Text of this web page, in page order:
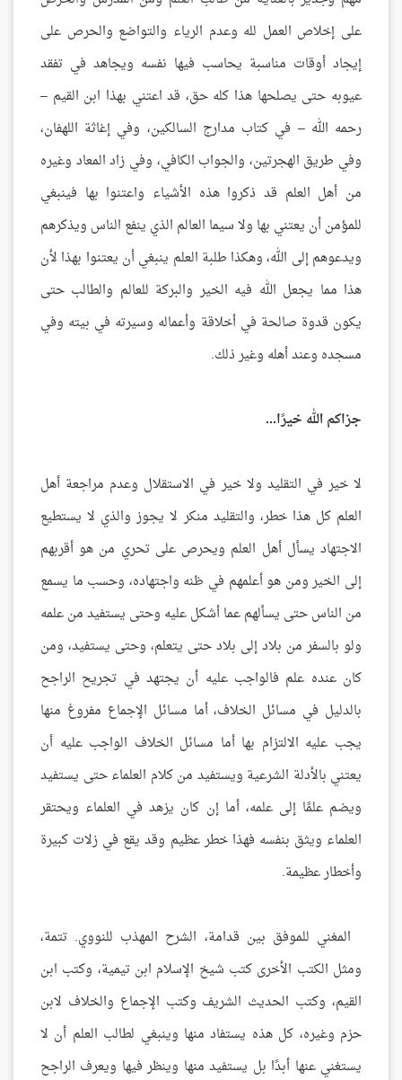
على إخلاص العمل لله وعدم الرياء والتواضع والحرص على
إيجاد أوقات مناسبة يحاسب فيها نفسه ويجاهد في تفقد
عيوبه حتى يصلحها هذا كله حق، قد اعتني بهذا ابن القيم –
رحمه الله – في كتاب مدارج السالكين، وفي إغاثة اللهفان،
وفي طريق الهجرتين، والجواب الكافي، وفي زاد المعاد وغيره
من أهل العلم قد ذكروا هذه الأشياء واعتنوا بها فينبغي
للمؤمن أن يعتني بها ولا سيما العالم الذي ينفع الناس ويذكرهم
ويدعوهم إلى الله، وهكذا طلبة العلم ينبغي أن يعتنوا بهذا لأن
هذا مما يجعل الله فيه الخير والبركة للعالم والطالب حتى
يكون قدوة صالحة في أخلاقة وأعماله وسيرته في بيته وفي
مسجده وعند أهله وغير ذلك.
جزاكم الله خيرًا...
لا خير في التقليد ولا خير في الاستقلال وعدم مراجعة أهل
العلم كل هذا خطر، والتقليد منكر لا يجوز والذي لا يستطيع
الاجتهاد يسأل أهل العلم ويحرص على تحري من هو أقربهم
إلى الخير ومن هو أعلمهم في ظنه واجتهاده، وحسب ما يسمع
من الناس حتى يسألهم عما أشكل عليه وحتى يستفيد من علمه
ولو بالسفر من بلاد إلى بلاد حتى يتعلم، وحتى يستفيد، ومن
كان عنده علم فالواجب عليه أن يجتهد في تجريح الراجح
بالدليل في مسائل الخلاف، أما مسائل الإجماع مفروغ منها
يجب عليه الالتزام بها أما مسائل الخلاف الواجب عليه أن
يعتني بالأدلة الشرعية ويستفيد من كلام العلماء حتى يستفيد
ويضم علمًا إلى علمه، أما إن كان يزهد في العلماء ويحتقر
العلماء ويثق بنفسه فهذا خطر عظيم وقد يقع في زلات كبيرة
وأخطار عظيمة.
المغني للموفق بين قدامة، الشرح المهذب للنووي. تتمة،
ومثل الكتب الأخرى كتب شيخ الإسلام ابن تيمية، وكتب ابن
القيم، وكتب الحديث الشريف وكتب الإجماع والخلاف لابن
حزم وغيره، كل هذه يستفاد منها وينبغي لطالب العلم أن لا
يستغني عنها أبدًا بل يستفيد منها وينظر فيها ويعرف الراجح